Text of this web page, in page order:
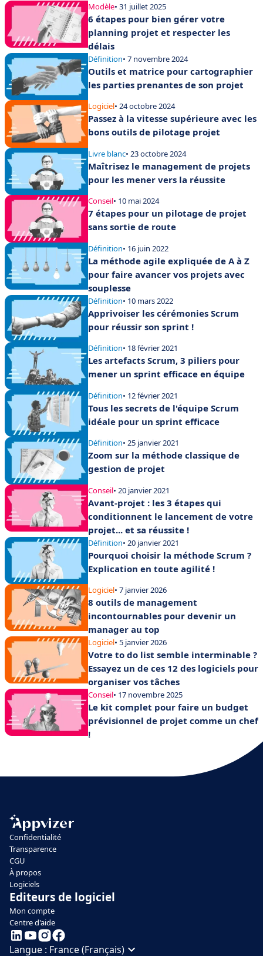
Modèle• 31 juillet 2025
6 étapes pour bien gérer votre
planning projet et respecter les
délais
Définition• 7 novembre 2024
Outils et matrice pour cartographier
les parties prenantes de son projet
Logiciel• 24 octobre 2024
Passez à la vitesse supérieure avec les
bons outils de pilotage projet
Livre blanc• 23 octobre 2024
Maîtrisez le management de projets
pour les mener vers la réussite
Conseil• 10 mai 2024
7 étapes pour un pilotage de projet
sans sortie de route
Définition• 16 juin 2022
La méthode agile expliquée de A à Z
pour faire avancer vos projets avec
souplesse
Définition• 10 mars 2022
Apprivoiser les cérémonies Scrum
pour réussir son sprint !
Définition• 18 février 2021
Les artefacts Scrum, 3 piliers pour
mener un sprint efficace en équipe
Définition• 12 février 2021
Tous les secrets de l'équipe Scrum
idéale pour un sprint efficace
Définition• 25 janvier 2021
Zoom sur la méthode classique de
gestion de projet
Conseil• 20 janvier 2021
Avant-projet : les 3 étapes qui
conditionnent le lancement de votre
projet... et sa réussite !
Définition• 20 janvier 2021
Pourquoi choisir la méthode Scrum ?
Explication en toute agilité !
Logiciel• 7 janvier 2026
8 outils de management
incontournables pour devenir un
manager au top
Logiciel• 5 janvier 2026
Votre to do list semble interminable ?
Essayez un de ces 12 des logiciels pour
organiser vos tâches
Conseil• 17 novembre 2025
Le kit complet pour faire un budget
prévisionnel de projet comme un chef
!
Confidentialité
Transparence
CGU
À propos
Logiciels
Editeurs de logiciel
Mon compte
Centre d'aide
Langue : France (Français)